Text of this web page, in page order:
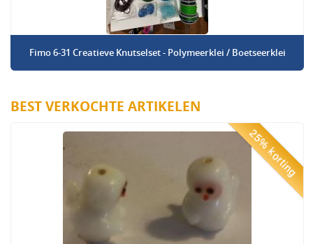
Fimo 6-31 Creatieve Knutselset - Polymeerklei / Boetseerklei
BEST VERKOCHTE ARTIKELEN
25% korting